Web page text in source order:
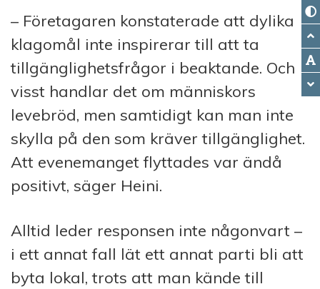
– Företagaren konstaterade att dylika
klagomål inte inspirerar till att ta
tillgänglighetsfrågor i beaktande. Och
visst handlar det om människors
levebröd, men samtidigt kan man inte
skylla på den som kräver tillgänglighet.
Att evenemanget flyttades var ändå
positivt, säger Heini.
Alltid leder responsen inte någonvart –
i ett annat fall lät ett annat parti bli att
byta lokal, trots att man kände till